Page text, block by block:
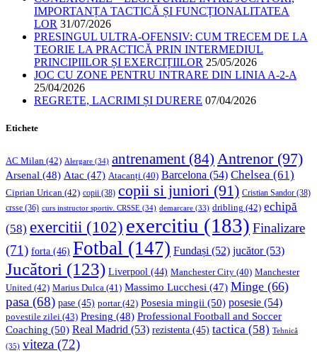
IMPORTANȚA TACTICĂ ȘI FUNCȚIONALITATEA
LOR 31/07/2026
PRESINGUL ULTRA-OFENSIV: CUM TRECEM DE LA
TEORIE LA PRACTICĂ PRIN INTERMEDIUL
PRINCIPIILOR ȘI EXERCIȚIILOR 25/05/2026
JOC CU ZONE PENTRU INTRARE DIN LINIA A-2-A
25/04/2026
REGRETE, LACRIMI ȘI DURERE 07/04/2026
Etichete
AC Milan (42) Alergare (34) antrenament (84) Antrenor(97)
Arsenal (48) Atac (47) Atacanți (40) Barcelona (54) Chelsea (61)
Ciprian Urican (42) copii (38) copii si juniori (91) Cristian Sandor (38)
crsse (36) curs instructor sportiv. CRSSE (34) demarcare (33) dribling (42) echipă
(58) exercitii (102) exercitiu (183) Finalizare
(71) forta (46) Fotbal (147) Fundași (52) jucător(53)
Jucători (123) Liverpool (44) Manchester City (40) Manchester
United (42) Marius Dulca (41) Massimo Lucchesi (47) Minge (66)
pasa (68) pase (45) portar(42) Posesia mingii (50) posesie (54)
povestile zilei (43) Presing (48) Professional Football and Soccer
Coaching (50) Real Madrid (53) rezistenta (45) tactica (58) Tehnică
(35) viteza (72)